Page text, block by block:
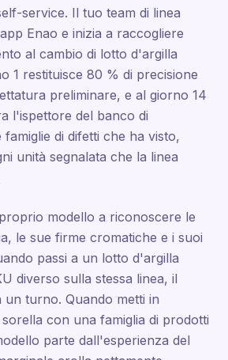
service. Il tuo team di linea
Enao e inizia a raccogliere
al cambio di lotto d'argilla
1 restituisce 80 % di precisione
preliminare, e al giorno 14
l'ispettore del banco di
di difetti che ha visto,
unità segnalata che la linea
modello a riconoscere le
le sue firme cromatiche e i suoi
passi a un lotto d'argilla
diverso sulla stessa linea, il
un turno. Quando metti in
con una famiglia di prodotti
parte dall'esperienza del